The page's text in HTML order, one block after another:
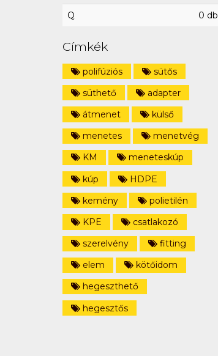
Q 0 db
Címkék
polifúziós
sütős
süthető
adapter
átmenet
külső
menetes
menetvég
KM
meneteskúp
kúp
HDPE
kemény
polietilén
KPE
csatlakozó
szerelvény
fitting
elem
kötőidom
hegeszthető
hegesztős